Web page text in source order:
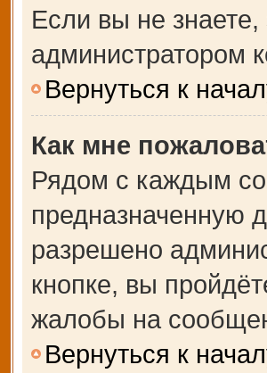
Если вы не
администратором
Вернуться к
Как мне
Рядом с каждым
предназначенную
разрешено
кнопке, вы
жалобы на
Вернуться к